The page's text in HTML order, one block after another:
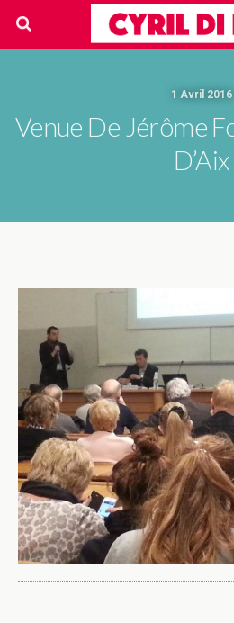
1 Avril 2016
Venue De Jérôme
D’Aix